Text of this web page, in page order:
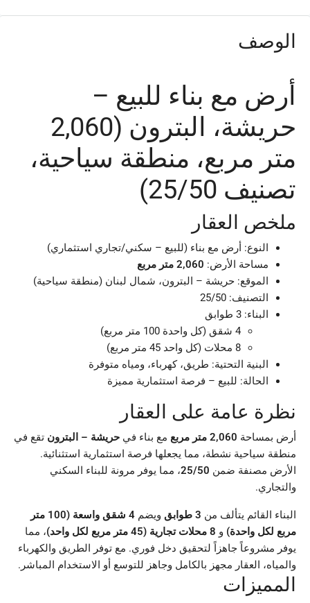
الوصف
أرض مع بناء للبيع –
حريشة، البترون (2,060
متر مربع، منطقة سياحية،
تصنيف 25/50)
ملخص العقار
النوع: أرض مع بناء (للبيع – سكني/تجاري استثماري)
مساحة الأرض: 2,060 متر مربع
الموقع: حريشة – البترون، شمال لبنان (منطقة سياحية)
التصنيف: 25/50
البناء: 3 طوابق
4 شقق (كل واحدة 100 متر مربع)
8 محلات (كل واحد 45 متر مربع)
البنية التحتية: طريق، كهرباء، ومياه متوفرة
الحالة: للبيع – فرصة استثمارية مميزة
نظرة عامة على العقار
أرض بمساحة 2,060 متر مربع مع بناء في حريشة – البترون تقع في
منطقة سياحية نشطة، مما يجعلها فرصة استثمارية استثنائية.
الأرض مصنفة ضمن 25/50، مما يوفر مرونة للبناء السكني
والتجاري.
البناء القائم يتألف من 3 طوابق ويضم
4 شقق واسعة (100 متر
مربع لكل واحدة) و 8 محلات تجارية (45 متر مربع لكل واحد)
، مما
يوفر مشروعاً جاهزاً لتحقيق دخل فوري. مع توفر الطريق والكهرباء
والمياه، العقار مجهز بالكامل وجاهز للتوسع أو الاستخدام المباشر.
المميزات